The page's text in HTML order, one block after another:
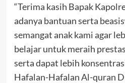
“Terima kasih Bapak
adanya bantuan serta
semangat anak kami agar
belajar untuk meraih
serta dapat lebih
Hafalan-Hafalan Al-quran